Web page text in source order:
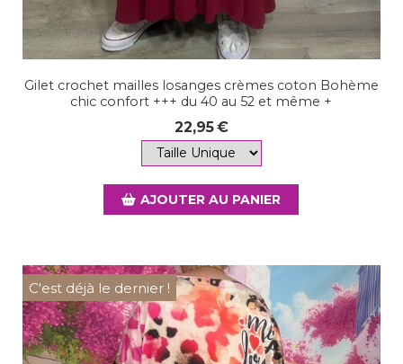
Gilet crochet mailles losanges crèmes coton Bohème
chic confort +++ du 40 au 52 et même +
22,95€
AJOUTER AU PANIER
C'est déjà le dernier !